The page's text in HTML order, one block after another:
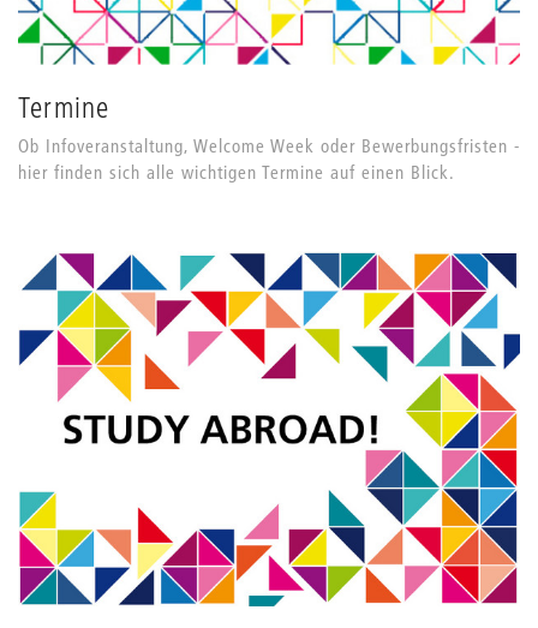
Termine
Ob Infoveranstaltung, Welcome Week oder Bewerbungsfristen -
hier finden sich alle wichtigen Termine auf einen Blick.